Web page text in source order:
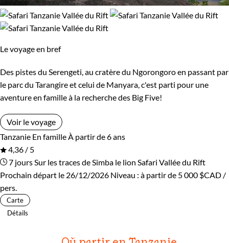
Le voyage en bref
Des pistes du Serengeti, au cratère du Ngorongoro en passant par
le parc du Tarangire et celui de Manyara, c'est parti pour une
aventure en famille à la recherche des Big Five!
Voir le voyage
Tanzanie En famille À partir de 6 ans
4,36 / 5
7 jours Sur les traces de Simba le lion Safari Vallée du Rift
Prochain départ le 26/12/2026 Niveau : à partir de 5 000 $CAD /
pers.
Carte
Détails